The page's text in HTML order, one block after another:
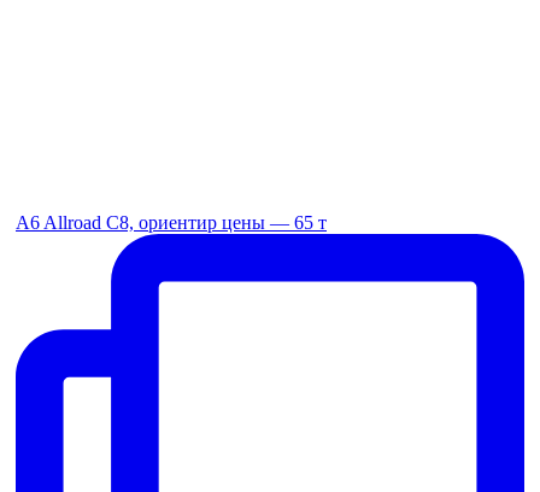
A6 Allroad C8, ориентир цены — 65 т